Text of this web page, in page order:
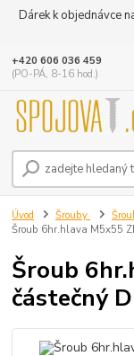
Dárek k objednávce
+420 606 036 459
(PO-PÁ, 8-16 hod.)
Úvod Šrouby
Šroub 6hr.hlava M5x55
Šroub
částečný